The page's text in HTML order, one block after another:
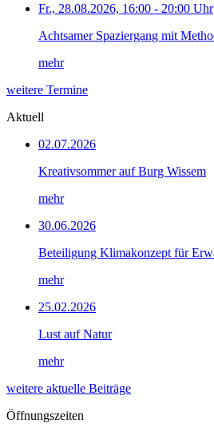
Fr., 28.08.2026, 16:00 - 20:00 Uhr
Achtsamer Spaziergang mit
mehr
weitere Termine
Aktuell
02.07.2026
Kreativsommer auf Burg Wissem
mehr
30.06.2026
Beteiligung Klimakonzept für
mehr
25.02.2026
Lust auf Natur
mehr
weitere aktuelle Beiträge
Öffnungszeiten